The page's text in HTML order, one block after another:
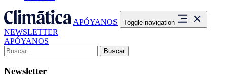
APÓYANOS Toggle navigation
NEWSLETTER
APÓYANOS
Buscar:
Newsletter